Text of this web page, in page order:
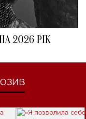
2026 РІК